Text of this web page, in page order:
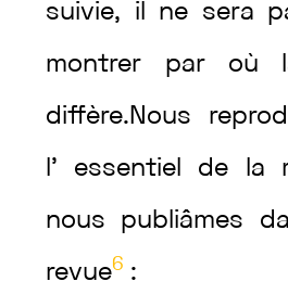
suivie, il ne sera
montrer par où
diffère. Nous
l’ essentiel de la
nous publiâmes
revue6 :